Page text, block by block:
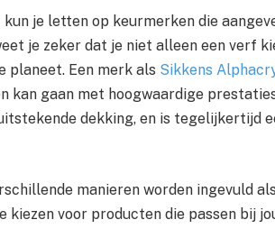
je letten op keurmerken die
je zeker dat je niet alleen een verf
planeet. Een merk als Sikkens
kan gaan met hoogwaardige
dekking, en is tegelijkertijd
manieren worden ingevuld
kiezen voor producten die passen bij